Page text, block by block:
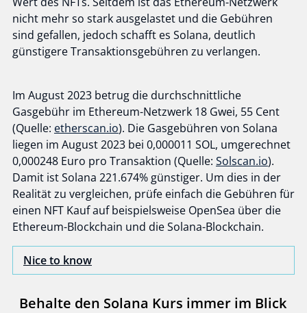
nicht mehr so stark ausgelastet und die Gebühren
sind gefallen, jedoch schafft es Solana, deutlich
günstigere Transaktionsgebühren zu verlangen.
Im August 2023 betrug die durchschnittliche
Gasgebühr im Ethereum-Netzwerk 18 Gwei, 55 Cent
(Quelle: etherscan.io). Die Gasgebühren von Solana
liegen im August 2023 bei 0,000011 SOL, umgerechnet
0,000248 Euro pro Transaktion (Quelle: Solscan.io).
Damit ist Solana 221.674% günstiger. Um dies in der
Realität zu vergleichen, prüfe einfach die Gebühren für
einen NFT Kauf auf beispielsweise OpenSea über die
Ethereum-Blockchain und die Solana-Blockchain.
Nice to know
Behalte den Solana Kurs immer im Blick